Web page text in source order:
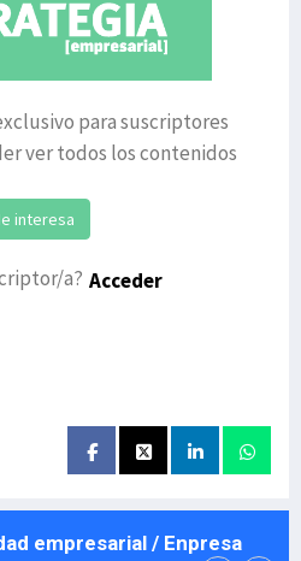
para suscriptores
ver todos los contenidos
interesa
a? Acceder
empresarial / Enpresa